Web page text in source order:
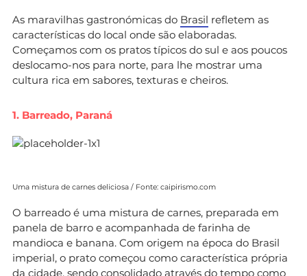
As maravilhas gastronómicas do Brasil refletem as
características do local onde são elaboradas.
Começamos com os pratos típicos do sul e aos poucos
deslocamo-nos para norte, para lhe mostrar uma
cultura rica em sabores, texturas e cheiros.
1. Barreado, Paraná
Uma mistura de carnes deliciosa / Fonte: caipirismo.com
O barreado é uma mistura de carnes, preparada em
panela de barro e acompanhada de farinha de
mandioca e banana. Com origem na época do Brasil
imperial, o prato começou como característica própria
da cidade, sendo consolidado através do tempo como